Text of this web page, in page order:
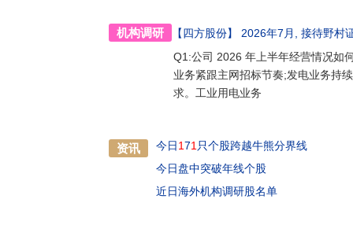
机构调研 【四方股份】 2026年7月 , 接待野村
Q1:公司 2026 年上半年经营情况如
业务紧跟主网招标节奏;发电业务持
求。工业用电业务
资讯 今日171 只个股跨越牛熊分界线
今日盘中突破年线个股
近日海外机构调研股名单